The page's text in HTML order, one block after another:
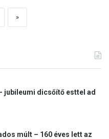
»
jubileumi dicsőítő esttel ad
múlt – 160 éves lett az